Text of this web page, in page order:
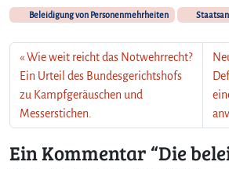
Beleidigung von Personenmehrheiten
Wie weit reicht das Notwehrrecht?
Ein Urteil des Bundesgerichtshofs
zu Kampfgeräuschen und
Messerstichen.
Ein Kommentar “Die